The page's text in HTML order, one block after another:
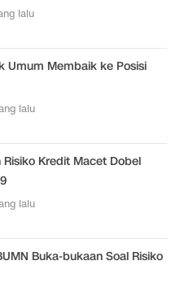
lalu
Umum Membaik ke Posisi
lalu
Kredit Macet Dobel
lalu
Buka-bukaan Soal Risiko